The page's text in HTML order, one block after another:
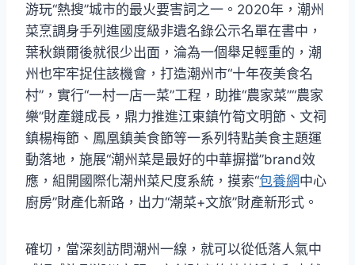
游玩“熱搜”城市的最火要害詞之一。2020年，潮州
菜烹調身手列進國度級非遺名錄公示名單在書中，
葉秋鎖爾後就很少出面，淪為一個舉足輕重的，潮
州也牢牢捉住該機會，打造潮州市“十年夜美食名
村”，實行“一村一店一菜”工程，助推“農家菜”“農家
樂”財產鏈成長，鼎力推進江東鎮竹筍文明節、文祠
鎮楊梅節、鳳凰鎮美食節等一系列特點美食主題運
動落地，施展“潮州菜是最好的中華摒擋”brand效
應，組開國際化潮州菜尺度系統，摸索“包養網中心
廚房”財產化新路，出力“潮菜+文旅”財產新形式。
確切，當深刻訪問潮州一線，就可以從低落人氣中